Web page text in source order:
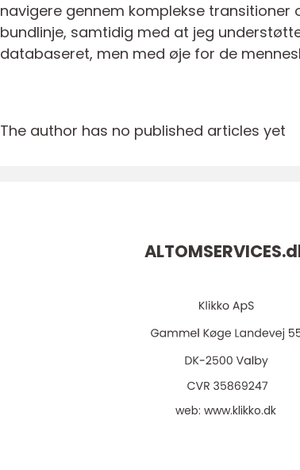
navigere gennem komplekse
bundlinje, samtidig med at jeg
databaseret, men med øje for de
The author has no published articles yet
ALTOMSERVICES.
web:www.klikko.dk